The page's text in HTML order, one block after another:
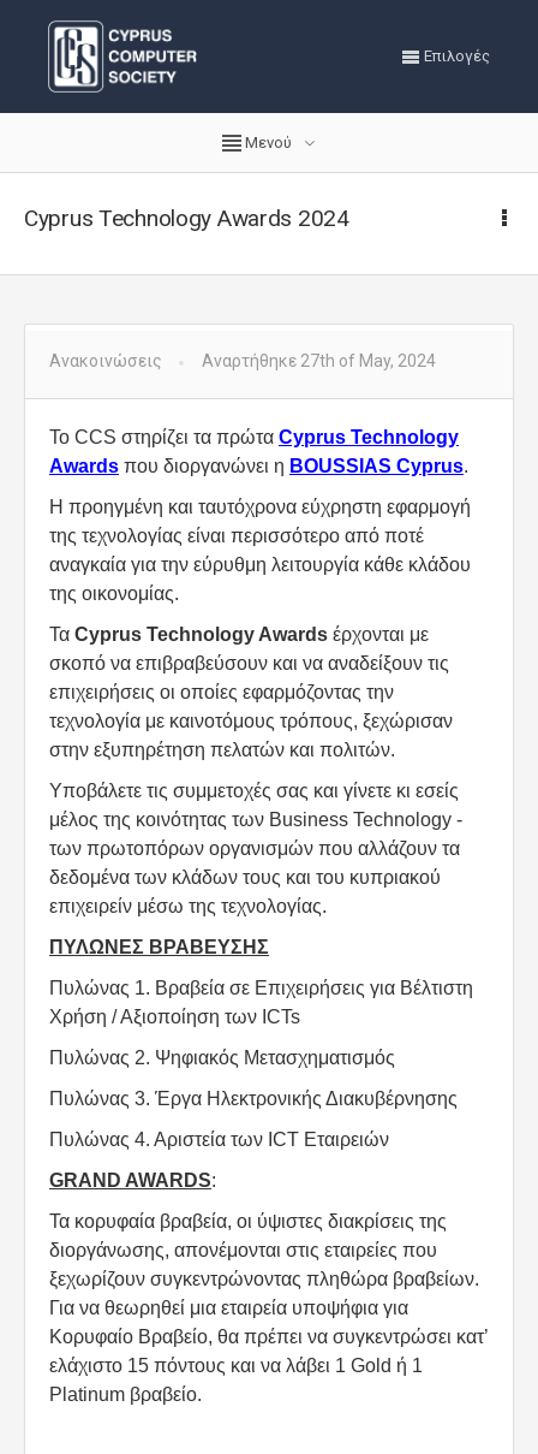
Επιλογές
Μενού
Cyprus Technology Awards 2024
Ανακοινώσεις Αναρτήθηκε 27th of May, 2024
To CCS στηρίζει τα πρώτα Cyprus Technology
Awards που διοργανώνει η BOUSSIAS Cyprus.
Η προηγμένη και ταυτόχρονα εύχρηστη εφαρμογή
της τεχνολογίας είναι περισσότερο από ποτέ
αναγκαία για την εύρυθμη λειτουργία κάθε κλάδου
της οικονομίας.
Τα Cyprus Technology Awards έρχονται με
σκοπό να επιβραβεύσουν και να αναδείξουν τις
επιχειρήσεις οι οποίες εφαρμόζοντας την
τεχνολογία με καινοτόμους τρόπους, ξεχώρισαν
στην εξυπηρέτηση πελατών και πολιτών.
Υποβάλετε τις συμμετοχές σας και γίνετε κι εσείς
μέλος της κοινότητας των Business Technology -
των πρωτοπόρων οργανισμών που αλλάζουν τα
δεδομένα των κλάδων τους και του κυπριακού
επιχειρείν μέσω της τεχνολογίας.
ΠΥΛΩΝΕΣ ΒΡΑΒΕΥΣΗΣ
Πυλώνας 1. Βραβεία σε Επιχειρήσεις για Βέλτιστη
Χρήση / Αξιοποίηση των ICTs
Πυλώνας 2. Ψηφιακός Μετασχηματισμός
Πυλώνας 3. Έργα Ηλεκτρονικής Διακυβέρνησης
Πυλώνας 4. Αριστεία των ICT Εταιρειών
GRAND AWARDS:
Τα κορυφαία βραβεία, οι ύψιστες διακρίσεις της
διοργάνωσης, απονέμονται στις εταιρείες που
ξεχωρίζουν συγκεντρώνοντας πληθώρα βραβείων.
Για να θεωρηθεί μια εταιρεία υποψήφια για
Κορυφαίο Βραβείο, θα πρέπει να συγκεντρώσει κατ’
ελάχιστο 15 πόντους και να λάβει 1 Gold ή 1
Platinum βραβείο.